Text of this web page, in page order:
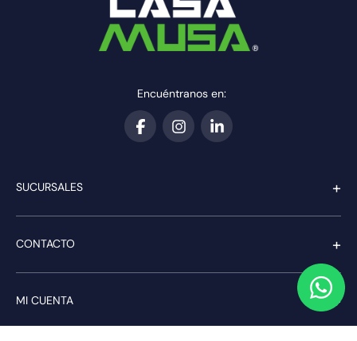
Encuéntranos en:
SUCURSALES +
CONTACTO +
MI CUENTA +